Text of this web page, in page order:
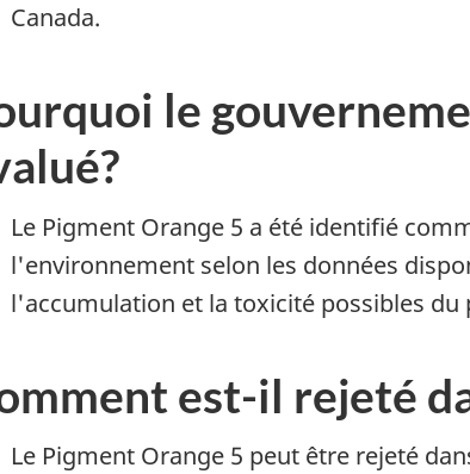
Canada.
le
Le Pigment Orange5 a été identifié
l'environnement selon les données
l'accumulation et la toxicité possibles
est-il rejeté
Le Pigment Orange5 peut être rejeté